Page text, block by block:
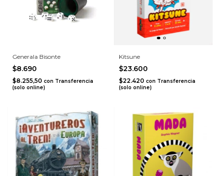
Generala Bisonte
$8.690
$8.255,50 con Transferencia
(solo online)
Kitsune
$23.600
$22.420 con Transferencia
(solo online)